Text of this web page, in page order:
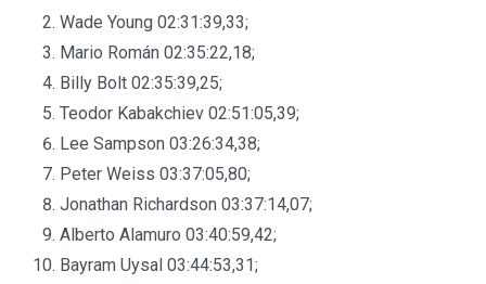
Wade Young 02:31:39,33;
Mario Román 02:35:22,18;
Billy Bolt 02:35:39,25;
Teodor Kabakchiev 02:51:05,39;
Lee Sampson 03:26:34,38;
Peter Weiss 03:37:05,80;
Jonathan Richardson 03:37:14,07;
Alberto Alamuro 03:40:59,42;
Bayram Uysal 03:44:53,31;